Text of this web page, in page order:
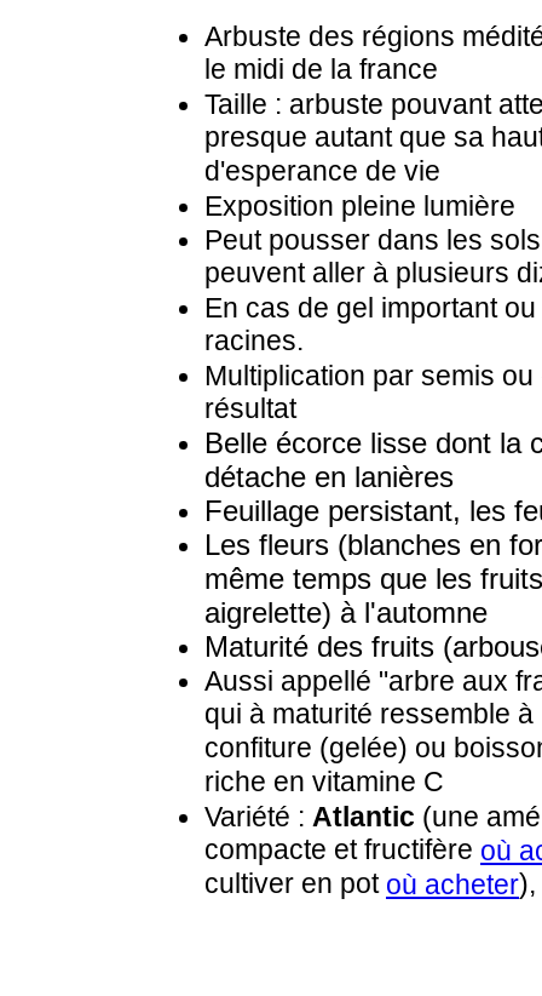
Arbuste des régions
le midi de la france
Taille : arbuste pouvant
presque autant que sa
d'esperance de vie
Exposition pleine lumière
Peut pousser dans les
peuvent aller à plusieurs
En cas de gel important
racines.
Multiplication par semis
résultat
Belle écorce lisse dont la
détache en lanières
Feuillage persistant, les
Les fleurs (blanches en
même temps que les
aigrelette) à l'automne
Maturité des fruits
Aussi appellé "arbre aux
qui à maturité ressemble
confiture (gelée) ou
riche en vitamine C
Variété : Atlantic (une
compacte et fructifère où
cultiver en pot où acheter),